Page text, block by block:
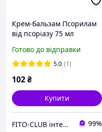
Крем-бальзам Псорилам
від псоріазу 75 мл
Готово до відправки
5.0 (1)
102₴
Купити
FITO-CLUB інтернет-магазин 99%